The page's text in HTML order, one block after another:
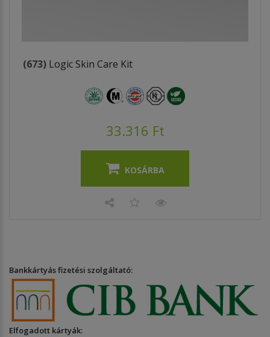
(673) Logic Skin Care Kit
33.316 Ft
KOSÁRBA
Bankkártyás fizetési szolgáltató:
Elfogadott kártyák: